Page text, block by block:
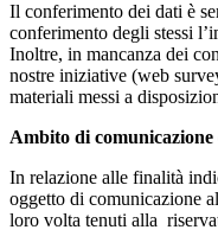
Il conferimento dei dati è
conferimento degli stessi
Inoltre, in mancanza dei
nostre iniziative (web
materiali messi a
Ambito di
In relazione alle finalità
oggetto di comunicazione
loro volta tenuti alla